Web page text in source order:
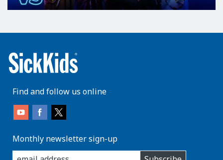
Find and follow us online
Monthly newsletter sign-up
enter